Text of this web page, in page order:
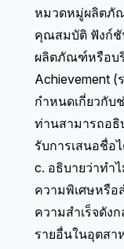
หมวดหมู่ผลิตภั
คุณสมบัติ ฟังก์ชั
ผลิตภัณฑ์หรือบ
Achievement (
กำหนดเกี่ยวกับ
ท่านสามารถอธิ
รับการเสนอชื่อ
c. อธิบายว่าทำ
ความพิเศษหรือ
ความสำเร็จดัง
รายอื่นในอุตส